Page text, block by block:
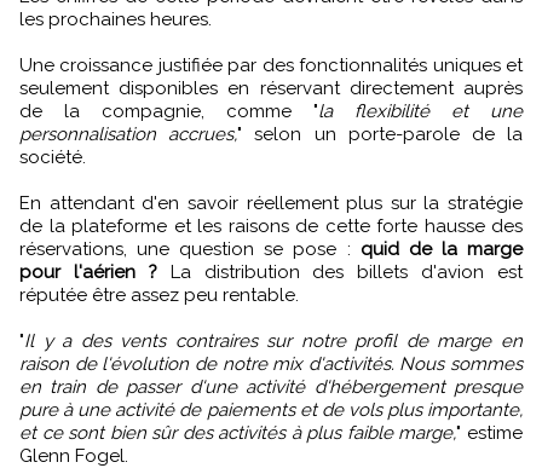
les prochaines heures.
Une croissance justifiée par des fonctionnalités uniques et
seulement disponibles en réservant directement auprès
de la compagnie, comme "la flexibilité et une
personnalisation accrues," selon un porte-parole de la
société.
En attendant d'en savoir réellement plus sur la stratégie
de la plateforme et les raisons de cette forte hausse des
réservations, une question se pose : quid de la marge
pour l'aérien ?La distribution des billets d'avion est
réputée être assez peu rentable.
"Il y a des vents contraires sur notre profil de marge en
raison de l'évolution de notre mix d'activités. Nous sommes
en train de passer d'une activité d'hébergement presque
pure à une activité de paiements et de vols plus importante,
et ce sont bien sûr des activités à plus faible marge," estime
Glenn Fogel.